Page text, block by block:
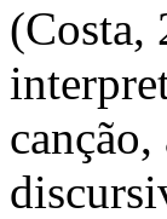
(Costa,